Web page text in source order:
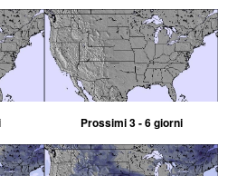
Prossimi 3 - 6 giorni